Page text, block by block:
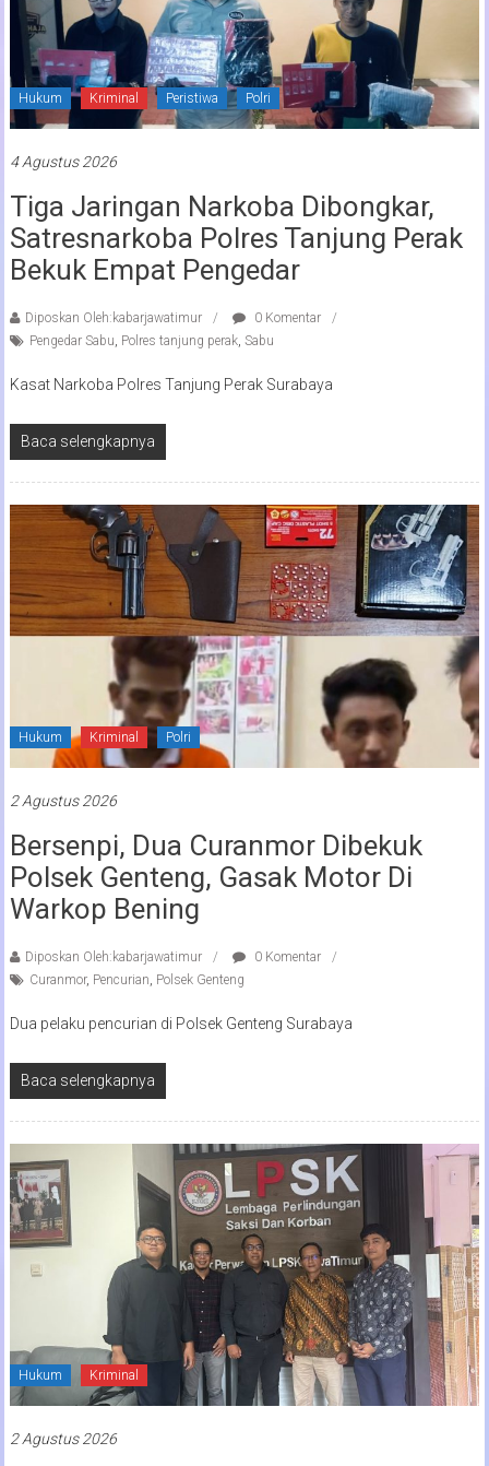
Hukum Kriminal Peristiwa Polri
4 Agustus 2026
Tiga Jaringan Narkoba Dibongkar,
Satresnarkoba Polres Tanjung Perak
Bekuk Empat Pengedar
Diposkan Oleh:kabarjawatimur
0 Komentar
Pengedar Sabu, Polres tanjung perak, Sabu
Kasat Narkoba Polres Tanjung Perak Surabaya
Baca selengkapnya
Hukum Kriminal Polri
2 Agustus 2026
Bersenpi, Dua Curanmor Dibekuk
Polsek Genteng, Gasak Motor Di
Warkop Bening
Diposkan Oleh:kabarjawatimur
0 Komentar
Curanmor, Pencurian Polsek Genteng
Dua pelaku pencurian di Polsek Genteng Surabaya
Baca selengkapnya
Hukum Kriminal
2 Agustus 2026